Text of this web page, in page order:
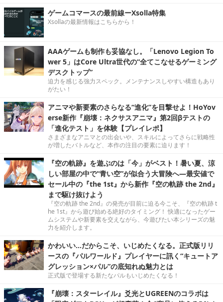
ゲームコマースの最前線ーXsolla特集
Xsollaの最新情報はこちらから！
AAAゲームも制作も妥協なし。「Lenovo Legion To
wer 5」はCore Ultra世代の“全てこなせるゲーミング
デスクトップ”
迫力を感じる強力スペック。メンテナンスしやすい構造もあり
がたい！
アニマや新要素のさらなる“進化”を目撃せよ！HoYov
erse新作『崩壊：ネクサスアニマ』第2回βテストの
「進化テスト」を体験【プレイレポ】
さまざまなアニマとの出会いや、スキルによってさらに戦略性
が増したバトルなど、本作の注目の要素に迫ります！
『空の軌跡』を遊ぶのは「今」がベスト！暑い夏、涼
しい部屋の中で“青い空”が似合う大冒険へ―最安値で
セール中の『the 1st』から新作『空の軌跡 the 2nd』
まで駆け抜けよう
『空の軌跡 the 2nd』の発売が目前に迫る今こそ、『空の軌跡 t
he 1st』から遊び始める絶好のタイミング！ 快適になったゲー
ムシステムや新要素を交えながら、今遊びたい本シリーズの魅
力を紹介します。
かわいい…だからこそ、いじめたくなる。正式版リリ
ースの『パルワールド』プレイヤーに訊く“キュートア
グレッション×パル”の底知れぬ魅力とは
正式版で登場する新たなパルもいじめたくなる！
『崩壊：スターレイル』爻光とUGREENのコラボは